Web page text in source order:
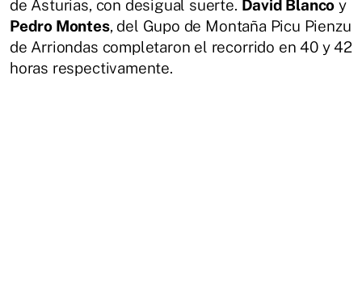
de Asturias, con desigual suerte. David Blanco y
Pedro Montes, del Gupo de Montaña Picu Pienzu
de Arriondas completaron el recorrido en 40 y 42
horas respectivamente.